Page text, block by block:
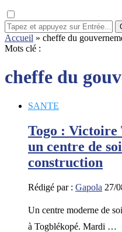
Accueil » cheffe du
Mots clé :
cheffe du
SANTE
Togo : Victoire
un centre de
construction
Rédigé par : Gapola 27/
Un centre moderne de
à Togblékopé. Mardi …